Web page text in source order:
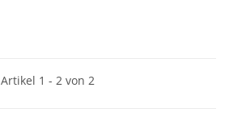
Artikel 1 - 2 von 2